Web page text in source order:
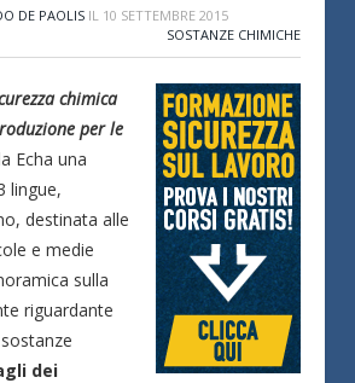
DE PAOLIS IL 10 SETTEMBRE 2015
SOSTANZE CHIMICHE
chimica
per le
Echa una
lingue,
destinata alle
e medie
sulla
riguardante
dei